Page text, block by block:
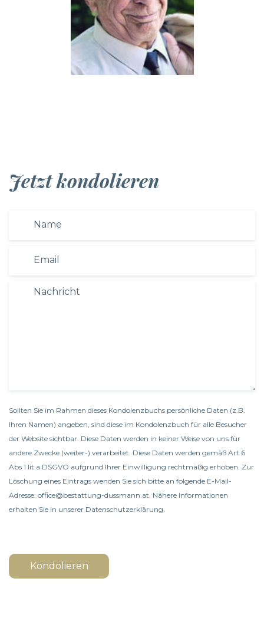
Jetzt kondolieren
Sollten Sie im Rahmen dieses Kondolenzbuchs persönliche Daten (z.B.
Ihren Namen) angeben, sind diese im Kondolenzbuch für alle Besucher
der Website sichtbar. Diese Daten werden in keiner Weise von uns für
andere Zwecke (weiter-) verarbeitet. Diese Daten werden gemäß Art 6
Abs 1 lit a DSGVO aufgrund Ihrer Einwilligung rechtmäßig erhoben. Zur
Löschung eines Eintrags wenden Sie sich bitte an folgende E-Mail-
Adresse: office@bestattung-dussmann.at. Nähere Informationen
erhalten Sie in unserer Datenschutzerklärung
Kondolieren